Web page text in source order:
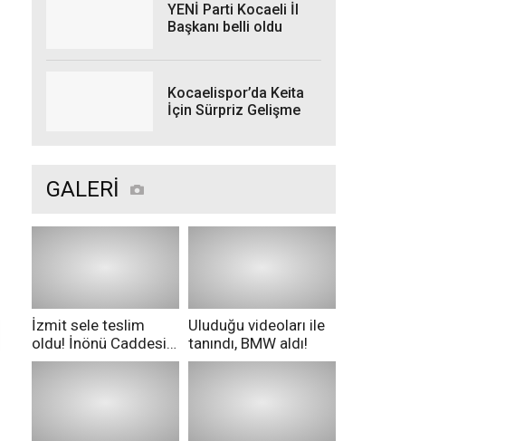
YENİ Parti Kocaeli İl
Başkanı belli oldu
Kocaelispor’da Keita
İçin Sürpriz Gelişme
GALERİ
İzmit sele teslim
oldu! İnönü Caddesi
göle döndü!
Uluduğu videoları ile
tanındı, BMW aldı!